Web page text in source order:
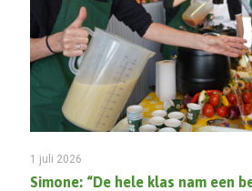
1 juli 2026
Simone: “De hele klas nam een